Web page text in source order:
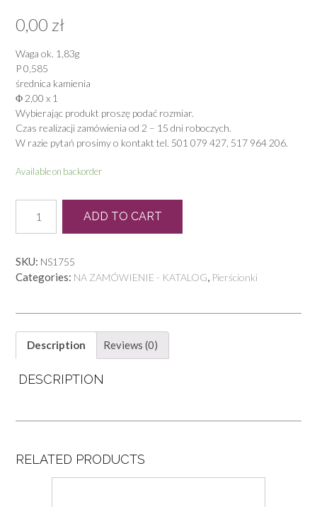
0,00 zł
Waga ok. 1,83g
P 0,585
średnica kamienia
Φ 2,00 x 1
Wybierając produkt proszę podać rozmiar.
Czas realizacji zamówienia od 2 – 15 dni roboczych.
W razie pytań prosimy o kontakt tel. 501 079 427, 517 964 206.
Available on backorder
1493
quantity
ADD TO CART
SKU: NS1755
Categories: NA ZAMÓWIENIE - KATALOG, Pierścionki
Description Reviews (0)
DESCRIPTION
RELATED PRODUCTS